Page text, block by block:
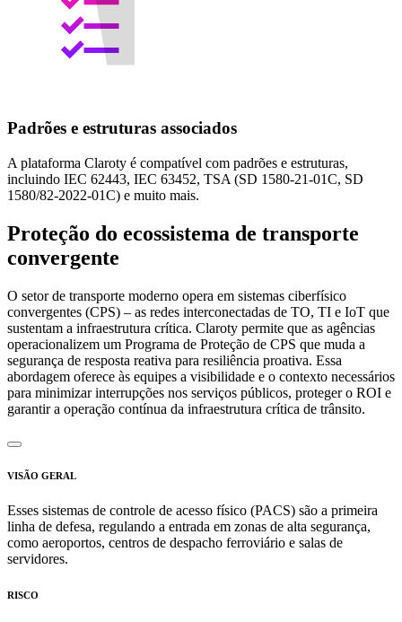
Padrões e estruturas associados
A plataforma Claroty é compatível com padrões e estruturas,
incluindo IEC 62443, IEC 63452, TSA (SD 1580-21-01C, SD
1580/82-2022-01C) e muito mais.
Proteção do ecossistema de transporte
convergente
O setor de transporte moderno opera em sistemas ciberfísico
convergentes (CPS) – as redes interconectadas de TO, TI e IoT que
sustentam a infraestrutura crítica. Claroty permite que as agências
operacionalizem um Programa de Proteção de CPS que muda a
segurança de resposta reativa para resiliência proativa. Essa
abordagem oferece às equipes a visibilidade e o contexto necessários
para minimizar interrupções nos serviços públicos, proteger o ROI e
garantir a operação contínua da infraestrutura crítica de trânsito.
VISÃO GERAL
Esses sistemas de controle de acesso físico (PACS) são a primeira
linha de defesa, regulando a entrada em zonas de alta segurança,
como aeroportos, centros de despacho ferroviário e salas de
servidores.
RISCO